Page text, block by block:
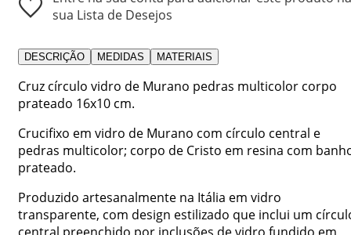
sua Lista de Desejos
DESCRIÇÃO MEDIDAS MATERIAIS
Cruz círculo vidro de Murano pedras multicolor corpo
prateado 16x10 cm.
Crucifixo em vidro de Murano com círculo central e
pedras multicolor; corpo de Cristo em resina com
prateado.
Produzido artesanalmente na Itália em vidro
transparente, com design estilizado que inclui um